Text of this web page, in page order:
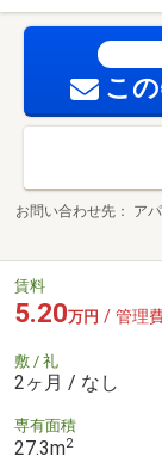
こ
お問い合わせ先
ア
賃料
5.20万円 / 管理
敷 / 礼
2ヶ月 / なし
専有面積
27.3m2